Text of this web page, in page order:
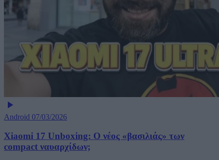
Android 07/03/2026
Xiaomi 17 Unboxing: Ο νέος «βασιλιάς» των
compact ναυαρχίδων;